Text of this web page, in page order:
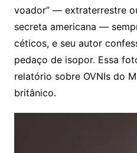
voador” — extraterrestre
secreta americana —
céticos, e seu autor
pedaço de isopor. Essa
relatório sobre OVNIs do
britânico.